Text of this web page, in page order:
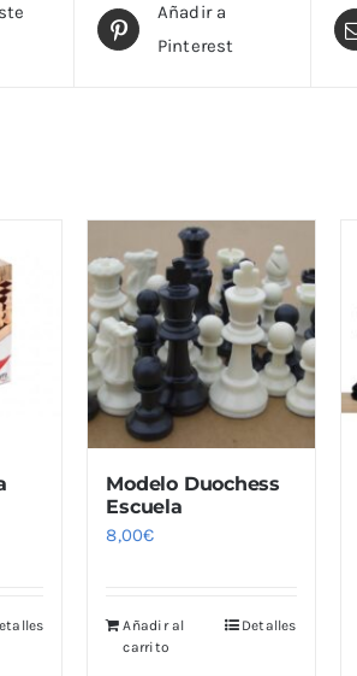
Añadir a
Pinterest
Modelo Duochess
Escuela
8,00€
Añadir al
carrito
Detalles